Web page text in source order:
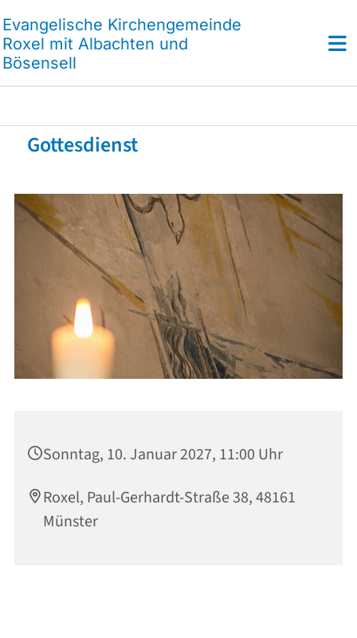
Evangelische Kirchengemeinde
Roxel mit Albachten und
Bösensell
Gottesdienst
Sonntag, 10. Januar 2027, 11:00 Uhr
Roxel, Paul-Gerhardt-Straße 38, 48161
Münster